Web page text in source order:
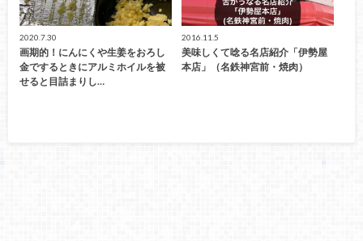
2020.7.30
画期的！にんにくや生姜をおろし
金でするときにアルミホイルを被
せると目詰まりし…
2016.11.5
美味しくて唸る名店紹介「伊勢屋
本店」（名鉄神宮前・焼肉）